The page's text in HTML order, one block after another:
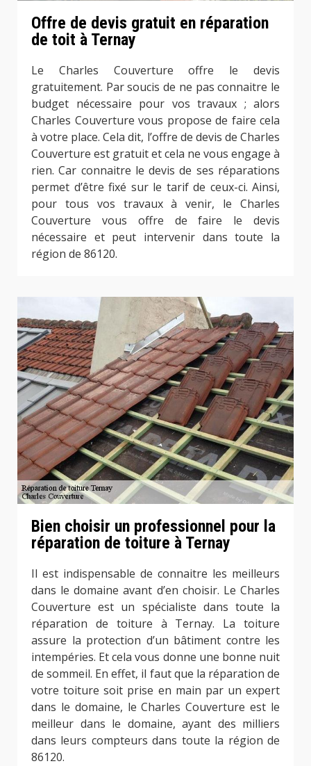
Offre de devis gratuit en réparation
de toit à Ternay
Le Charles Couverture offre le devis
gratuitement. Par soucis de ne pas connaitre le
budget nécessaire pour vos travaux ; alors
Charles Couverture vous propose de faire cela
à votre place. Cela dit, l’offre de devis de Charles
Couverture est gratuit et cela ne vous engage à
rien. Car connaitre le devis de ses réparations
permet d’être fixé sur le tarif de ceux-ci. Ainsi,
pour tous vos travaux à venir, le Charles
Couverture vous offre de faire le devis
nécessaire et peut intervenir dans toute la
région de 86120.
Bien choisir un professionnel pour la
réparation de toiture à Ternay
Il est indispensable de connaitre les meilleurs
dans le domaine avant d’en choisir. Le Charles
Couverture est un spécialiste dans toute la
réparation de toiture à Ternay. La toiture
assure la protection d’un bâtiment contre les
intempéries. Et cela vous donne une bonne nuit
de sommeil. En effet, il faut que la réparation de
votre toiture soit prise en main par un expert
dans le domaine, le Charles Couverture est le
meilleur dans le domaine, ayant des milliers
dans leurs compteurs dans toute la région de
86120.